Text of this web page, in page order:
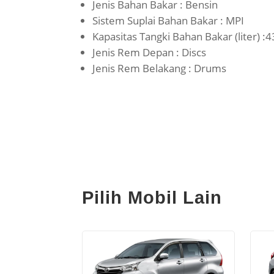
Jenis Bahan Bakar : Bensin
Sistem Suplai Bahan Bakar : MPI
Kapasitas Tangki Bahan Bakar (liter)
Jenis Rem Depan : Discs
Jenis Rem Belakang : Drums
Pilih Mobil Lain